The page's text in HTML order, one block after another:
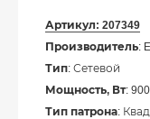
Артикул: 207349
Производитель:
Тип: Сетевой
Мощность, Вт: 900
Тип патрона: